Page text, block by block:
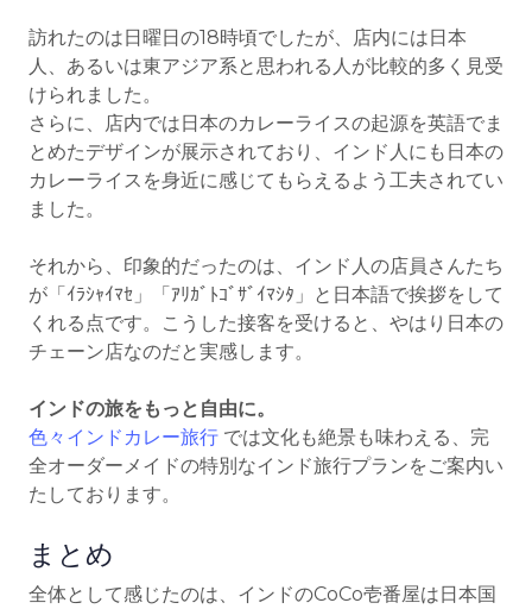
訪れたのは日曜日の18時頃でしたが、店内には日本
人、あるいは東アジア系と思われる人が比較的多く見受
けられました。
さらに、店内では日本のカレーライスの起源を英語でま
とめたデザインが展示されており、インド人にも日本の
カレーライスを身近に感じてもらえるよう工夫されてい
ました。
それから、印象的だったのは、インド人の店員さんたち
が「ｲﾗｼｬｲﾏｾ」「ｱﾘｶﾞﾄｺﾞｻﾞｲﾏｼﾀ」と日本語で挨拶をして
くれる点です。こうした接客を受けると、やはり日本の
チェーン店なのだと実感します。
インドの旅をもっと自由に。
色々インドカレー旅行 では文化も絶景も味わえる、完
全オーダーメイドの特別なインド旅行プランをご案内い
たしております。
まとめ
全体として感じたのは、インドのCoCo壱番屋は日本国